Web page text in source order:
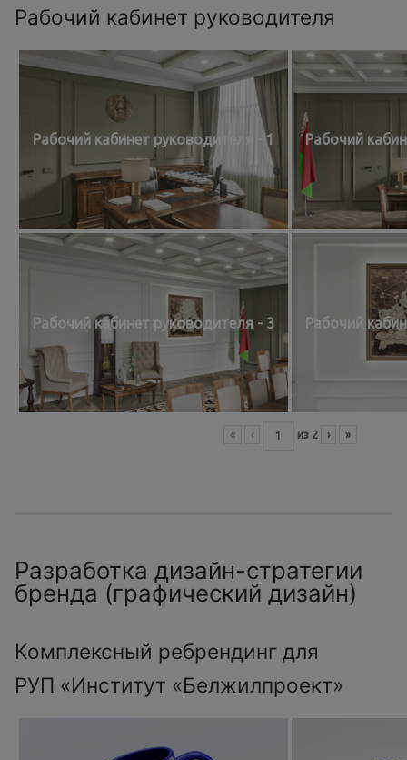
Рабочий кабинет руководителя
Рабочий кабинет руководителя - 1 Рабочий
Рабочий кабинет руководителя - 3 Рабочий
« ‹ из 2 › »
Разработка дизайн-стратегии
бренда (графический дизайн)
Комплексный ребрендинг для
РУП «Институт «Белжилпроект»